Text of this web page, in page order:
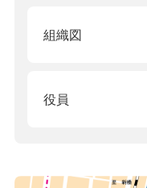
組織図
役員